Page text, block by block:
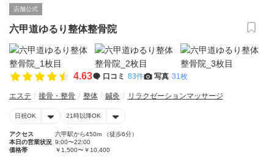
店舗公式
六甲道ゆるり整体整骨院
4.63 口コミ 83件 写真 31枚
エステ 接骨・整骨 整体 鍼灸 リラクゼーションマッサージ
日祝OK 21時以降OK
アクセス
六甲駅から450m （徒歩6分）
本日の営業状況 9:00〜22:00
価格帯
￥1,500〜￥10,400